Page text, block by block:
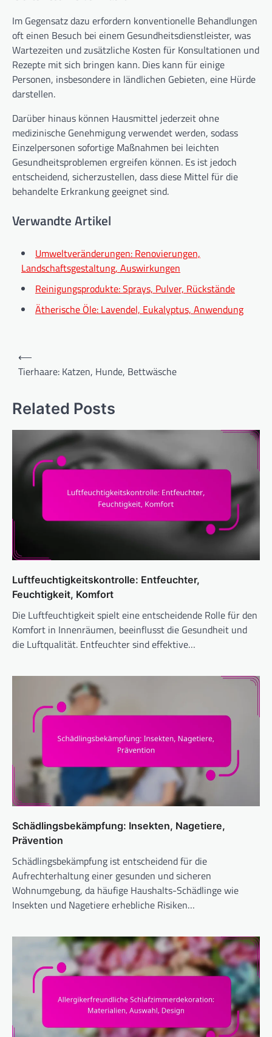
Im Gegensatz dazu erfordern konventionelle Behandlungen
oft einen Besuch bei einem Gesundheitsdienstleister, was
Wartezeiten und zusätzliche Kosten für Konsultationen und
Rezepte mit sich bringen kann. Dies kann für einige
Personen, insbesondere in ländlichen Gebieten, eine Hürde
darstellen.
Darüber hinaus können Hausmittel jederzeit ohne
medizinische Genehmigung verwendet werden, sodass
Einzelpersonen sofortige Maßnahmen bei leichten
Gesundheitsproblemen ergreifen können. Es ist jedoch
entscheidend, sicherzustellen, dass diese Mittel für die
behandelte Erkrankung geeignet sind.
Verwandte Artikel
Umweltveränderungen: Renovierungen,
Landschaftsgestaltung, Auswirkungen
Reinigungsprodukte: Sprays, Pulver, Rückstände
Ätherische Öle: Lavendel, Eukalyptus, Anwendung
Post
navigation
⟵
Tierhaare: Katzen, Hunde, Bettwäsche
Related Posts
Luftfeuchtigkeitskontrolle: Entfeuchter,
Feuchtigkeit, Komfort
Die Luftfeuchtigkeit spielt eine entscheidende Rolle für den
Komfort in Innenräumen, beeinflusst die Gesundheit und
die Luftqualität. Entfeuchter sind effektive…
Schädlingsbekämpfung: Insekten, Nagetiere,
Prävention
Schädlingsbekämpfung ist entscheidend für die
Aufrechterhaltung einer gesunden und sicheren
Wohnumgebung, da häufige Haushalts-Schädlinge wie
Insekten und Nagetiere erhebliche Risiken…